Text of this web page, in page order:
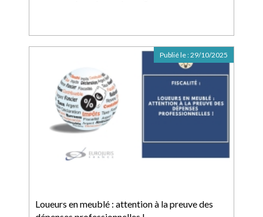
Loueurs en meublé : attention à la preuve des
Publié le :29/10/2025